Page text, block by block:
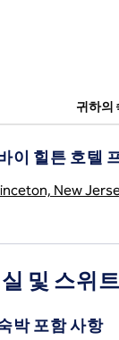
귀하의
이 힐튼 호텔
New
및 스위트
박 포함 사항